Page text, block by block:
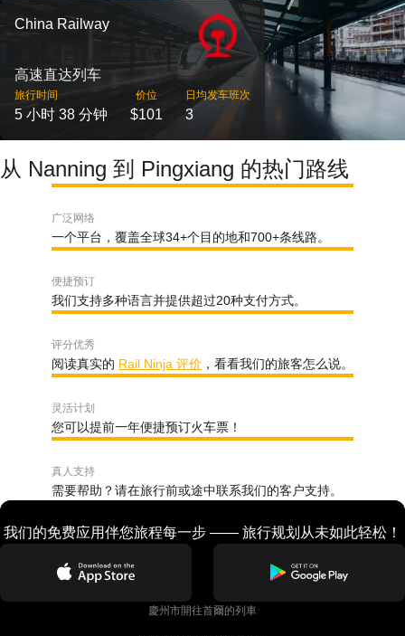
China Railway
高速直达列车
旅行时间
5 小时 38 分钟
价位
$101
日均发车班次
3
从 Nanning 到 Pingxiang 的热门路线
广泛网络
一个平台，覆盖全球34+个目的地和700+条线路。
便捷预订
我们支持多种语言并提供超过20种支付方式。
评分优秀
阅读真实的 Rail Ninja 评价 ，看看我们的旅客怎么说。
灵活计划
您可以提前一年便捷预订火车票！
真人支持
需要帮助？请在旅行前或途中联系我们的客户支持。
我们的免费应用伴您旅程每一步 —— 旅行规划从未如此轻松！
慶州市開往首爾的列車